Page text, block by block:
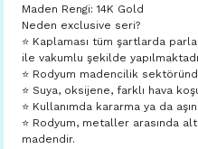
Maden Rengi: 14K Gold
Neden exclusive seri?
⭐️ Kaplaması tüm şartlarda
ile vakumlu şekilde
⭐️ Rodyum madencilik
⭐️ Suya, oksijene, farklı hava
⭐️ Kullanımda kararma ya da
⭐️ Rodyum, metaller arasında
madendir.